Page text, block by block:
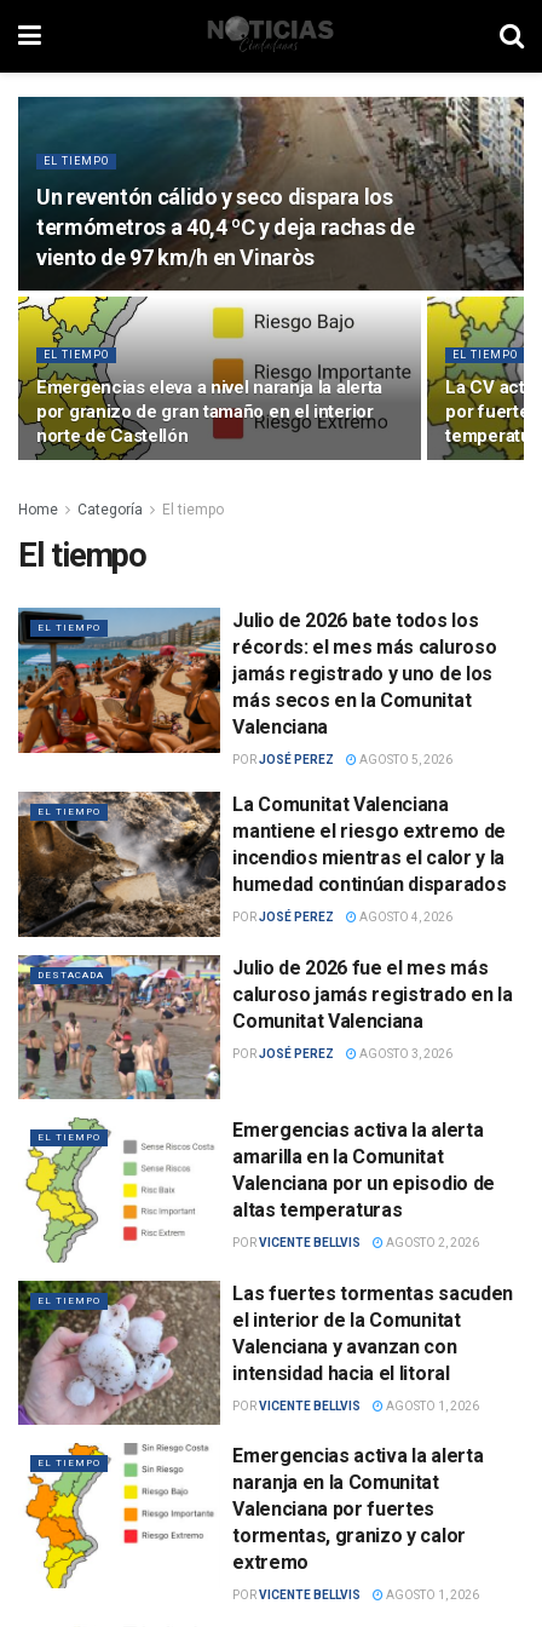
EL TIEMPO
Un reventón cálido y seco dispara los
termómetros a 40,4 ºC y deja rachas de
viento de 97 km/h en Vinaròs
EL TIEMPO
Emergencias eleva a nivel naranja la alerta
por granizo de gran tamaño en el interior
norte de Castellón
EL TIEMPO
La CV
por fuertes
Home Categoría El tiempo
El tiempo
EL TIEMPO
Julio de 2026 bate todos los
récords: el mes más caluroso
jamás registrado y uno de los
más secos en la Comunitat
Valenciana
PORJOSÉ PEREZ AGOSTO 5, 2026
EL TIEMPO
La Comunitat Valenciana
mantiene el riesgo extremo de
incendios mientras el calor y la
humedad continúan disparados
PORJOSÉ PEREZ AGOSTO 4, 2026
DESTACADA
Julio de 2026 fue el mes más
caluroso jamás registrado en la
Comunitat Valenciana
PORJOSÉ PEREZ AGOSTO 3, 2026
EL TIEMPO
Emergencias activa la alerta
amarilla en la Comunitat
Valenciana por un episodio de
altas temperaturas
PORVICENTE BELLVIS AGOSTO 2, 2026
EL TIEMPO
Las fuertes tormentas sacuden
el interior de la Comunitat
Valenciana y avanzan con
intensidad hacia el litoral
PORVICENTE BELLVIS AGOSTO 1, 2026
EL TIEMPO
Emergencias activa la alerta
naranja en la Comunitat
Valenciana por fuertes
tormentas, granizo y calor
extremo
PORVICENTE BELLVIS AGOSTO 1, 2026